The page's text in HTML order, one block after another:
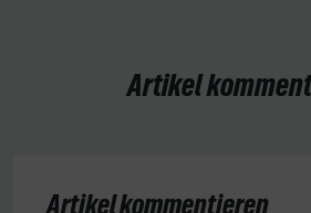
Artikel
Artikel kommentieren